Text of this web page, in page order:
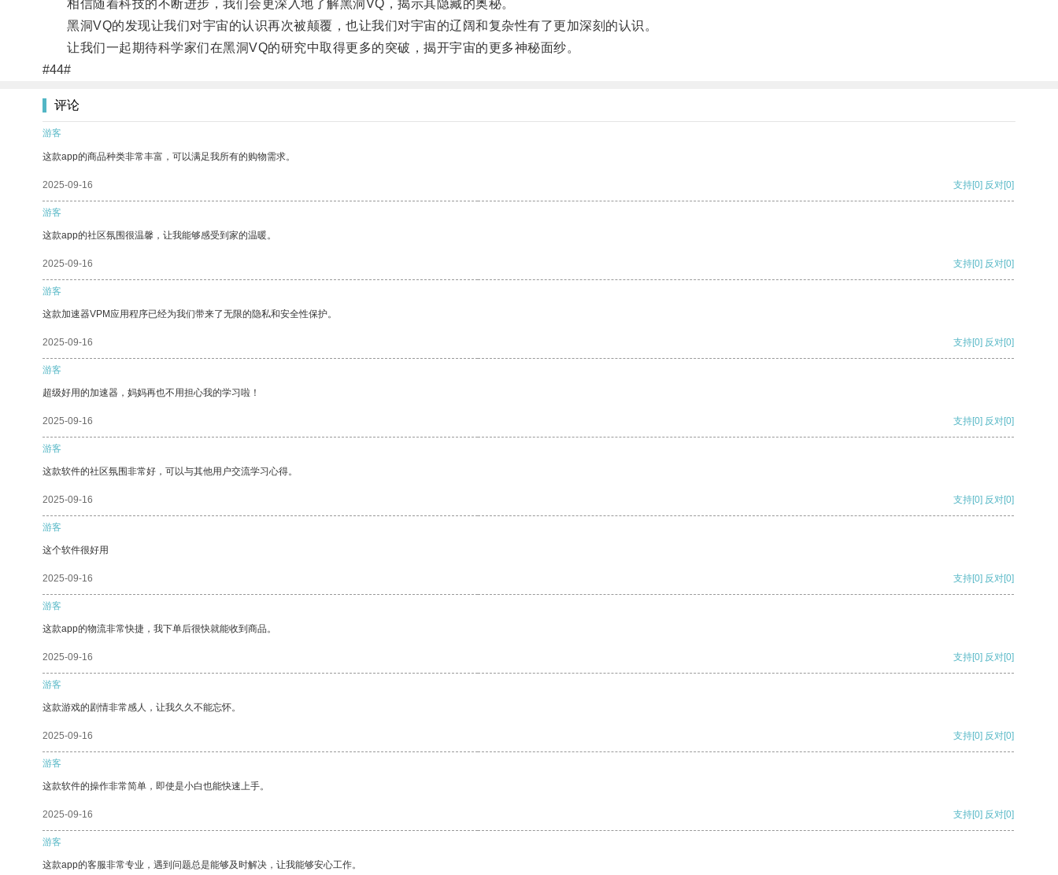
相信随着科技的不断进步，我们会更深入地了解黑洞VQ，揭示其隐藏的奥秘。
黑洞VQ的发现让我们对宇宙的认识再次被颠覆，也让我们对宇宙的辽阔和复杂性有了更加深刻的认识。
让我们一起期待科学家们在黑洞VQ的研究中取得更多的突破，揭开宇宙的更多神秘面纱。
#44#
评论
游客
这款app的商品种类非常丰富，可以满足我所有的购物需求。
2025-09-16 支持[0] 反对[0]
游客
这款app的社区氛围很温馨，让我能够感受到家的温暖。
2025-09-16 支持[0] 反对[0]
游客
这款加速器VPM应用程序已经为我们带来了无限的隐私和安全性保护。
2025-09-16 支持[0] 反对[0]
游客
超级好用的加速器，妈妈再也不用担心我的学习啦！
2025-09-16 支持[0] 反对[0]
游客
这款软件的社区氛围非常好，可以与其他用户交流学习心得。
2025-09-16 支持[0] 反对[0]
游客
这个软件很好用
2025-09-16 支持[0] 反对[0]
游客
这款app的物流非常快捷，我下单后很快就能收到商品。
2025-09-16 支持[0] 反对[0]
游客
这款游戏的剧情非常感人，让我久久不能忘怀。
2025-09-16 支持[0] 反对[0]
游客
这款软件的操作非常简单，即使是小白也能快速上手。
2025-09-16 支持[0] 反对[0]
游客
这款app的客服非常专业，遇到问题总是能够及时解决，让我能够安心工作。